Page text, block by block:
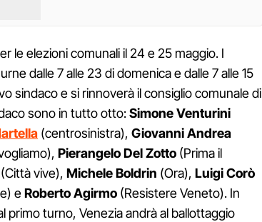
le elezioni comunali il 24 e 25 maggio. I
dalle 7 alle 23 di domenica e dalle 7 alle 15
sindaco e si rinnoverà il consiglio comunale di
sono in tutto otto:Simone Venturini
(centrosinistra), Giovanni Andrea
Pierangelo Del Zotto (Prima il
(Città vive), Michele Boldrin (Ora), Luigi Corò
eRoberto Agirmo (Resistere Veneto). In
primo turno, Venezia andrà al ballottaggio